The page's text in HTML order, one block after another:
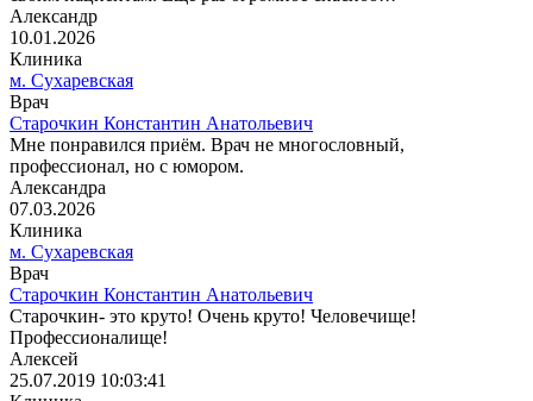
Александр
10.01.2026
Клиника
м. Сухаревская
Врач
Старочкин Константин Анатольевич
Мне понравился приём. Врач не многословный,
профессионал, но с юмором.
Александра
07.03.2026
Клиника
м. Сухаревская
Врач
Старочкин Константин Анатольевич
Старочкин- это круто! Очень круто! Человечище!
Профессионалище!
Алексей
25.07.2019 10:03:41